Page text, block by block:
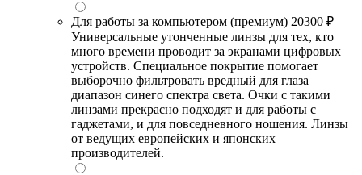
Для работы за компьютером (премиум) 20300 ₽
Универсальные утонченные линзы для тех, кто
много времени проводит за экранами цифровых
устройств. Специальное покрытие помогает
выборочно фильтровать вредный для глаза
диапазон синего спектра света. Очки с такими
линзами прекрасно подходят и для работы с
гаджетами, и для повседневного ношения. Линзы
от ведущих европейских и японских
производителей.